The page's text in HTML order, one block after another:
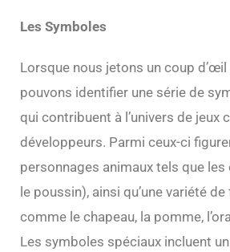
Les Symboles
Lorsque nous jetons un coup
pouvons identifier une série de
qui contribuent à l’univers de jeux
développeurs. Parmi ceux-ci
personnages animaux tels que
le poussin), ainsi qu’une variété
comme le chapeau, la pomme,
Les symboles spéciaux incluent